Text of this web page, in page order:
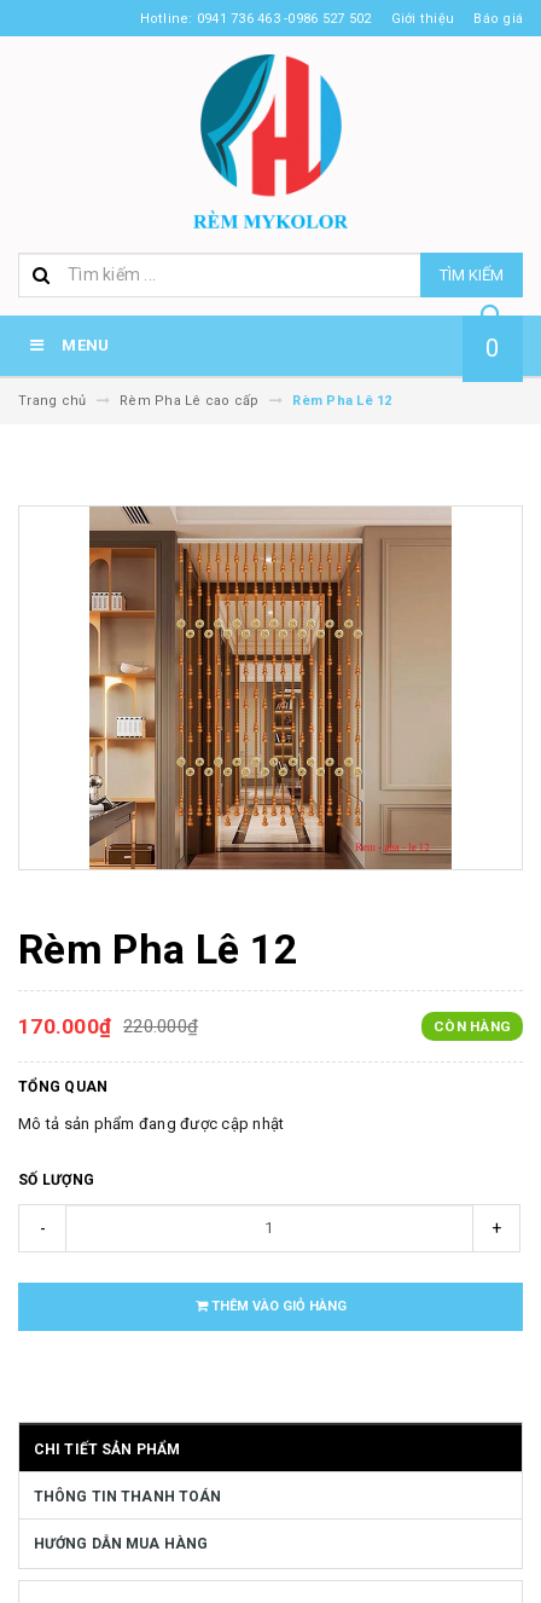
Hotline: 0941 736 463 -0986 527 502 Giới thiệu Báo giá
TÌM KIẾM
MENU 0
Trang chủ Rèm Pha Lê cao cấp Rèm Pha Lê 12
Rèm Pha Lê 12
170.000₫ 220.000₫ CÒN HÀNG
TỔNG QUAN
Mô tả sản phẩm đang được cập nhật
SỐ LƯỢNG
- +
THÊM VÀO GIỎ HÀNG
CHI TIẾT SẢN PHẨM
THÔNG TIN THANH TOÁN
HƯỚNG DẪN MUA HÀNG